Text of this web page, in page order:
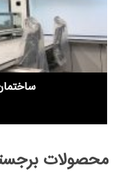
محصولات